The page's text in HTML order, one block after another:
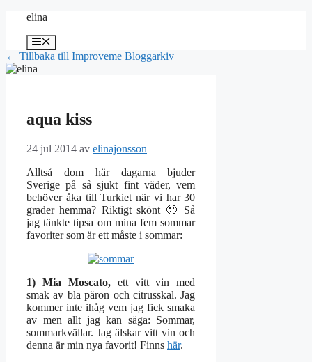
Hoppa
innehåll
elina
Meny
← Tillbaka till Improveme Bloggarkiv
aqua kiss
24 jul 2014 av elinajonsson
Alltså dom här dagarna bjuder
Sverige på så sjukt fint väder, vem
behöver åka till Turkiet när vi har 30
grader hemma? Riktigt skönt 🙂 Så
jag tänkte tipsa om mina fem sommar
favoriter som är ett måste i sommar:
1) Mia Moscato,ett vitt vin med
smak av bla päron och citrusskal. Jag
kommer inte ihåg vem jag fick smaka
av men allt jag kan säga: Sommar,
sommarkvällar. Jag älskar vitt vin och
denna är min nya favorit! Finns här.